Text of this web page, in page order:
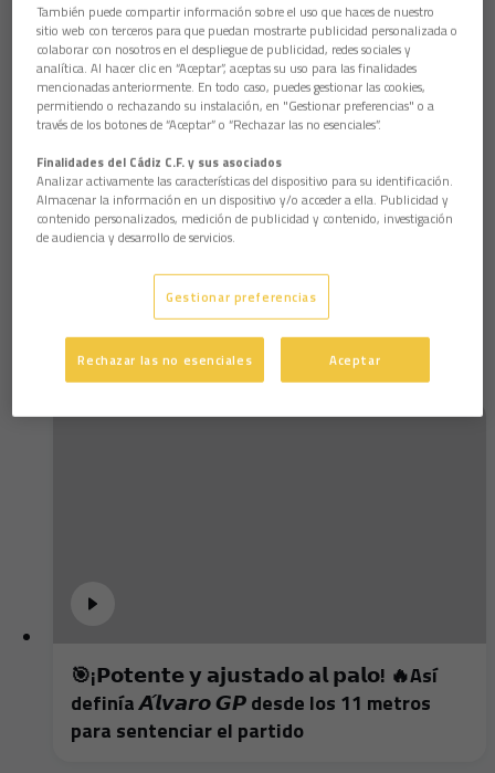
Entrenamiento Ciudad Deportiva (10-11-20)
🎯¡𝗣𝗼𝘁𝗲𝗻𝘁𝗲 𝘆 𝗮𝗷𝘂𝘀𝘁𝗮𝗱𝗼 𝗮𝗹 𝗽𝗮𝗹𝗼! 🔥Así
definía 𝘼́𝙡𝙫𝙖𝙧𝙤 𝙂𝙋 desde los 11 metros
para sentenciar el partido
También puede compartir información sobre el uso que haces de nuestro
sitio web con terceros para que puedan mostrarte publicidad personalizada o
colaborar con nosotros en el despliegue de publicidad, redes sociales y
analítica. Al hacer clic en “Aceptar”, aceptas su uso para las finalidades
mencionadas anteriormente. En todo caso, puedes gestionar las cookies,
permitiendo o rechazando su instalación, en "Gestionar preferencias" o a
través de los botones de “Aceptar” o “Rechazar las no esenciales”.
Finalidades del Cádiz C.F. y sus asociados
Analizar activamente las características del dispositivo para su identificación.
Almacenar la información en un dispositivo y/o acceder a ella. Publicidad y
contenido personalizados, medición de publicidad y contenido, investigación
de audiencia y desarrollo de servicios.
Gestionar preferencias
Rechazar las no esenciales Aceptar